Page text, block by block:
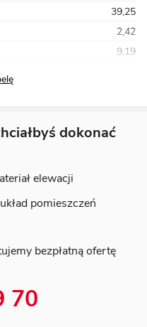
39,25
2,42
9,19
dokonać
elewacji
pomieszczeń
bezpłatną ofertę
70